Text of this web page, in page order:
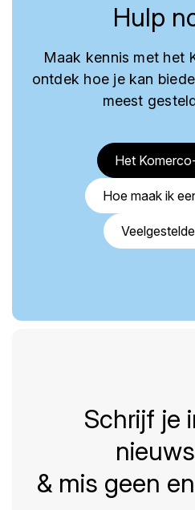
Hulp
Maak kennis met het
ontdek hoe je kan
meest
Het
Hoe maak ik
Schrijf je
& mis geen